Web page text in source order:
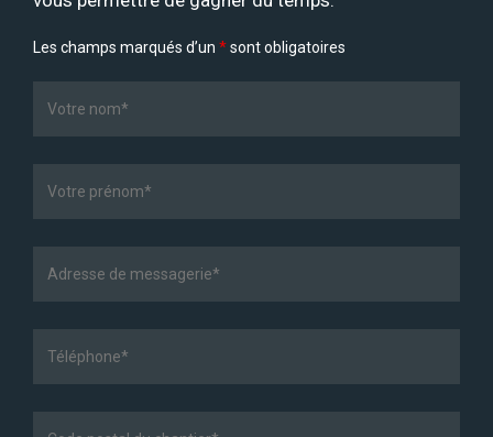
Les champs marqués d’un *sont obligatoires